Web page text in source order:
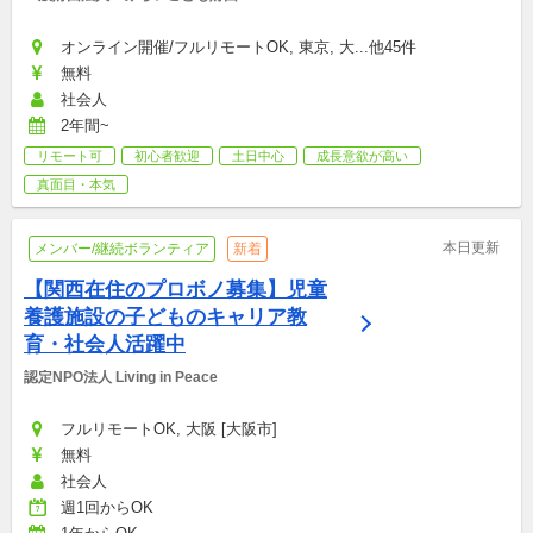
オンライン開催/フルリモートOK, 東京, 大...他45件
無料
社会人
2年間~
リモート可 初心者歓迎 土日中心
成長意欲が高い
真面目・本気
メンバー/継続ボランティア 新着 本日更新
【関西在住のプロボノ募集】児童
養護施設の子どものキャリア教
育・社会人活躍中
認定NPO法人 Living in Peace
フルリモートOK, 大阪 [大阪市]
無料
社会人
週1回からOK